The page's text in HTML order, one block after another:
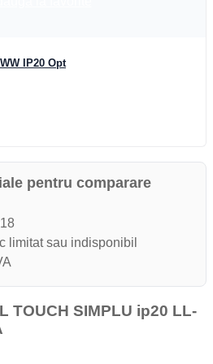
IP20 Opt
pentru comparare
limitat sau indisponibil
TOUCH SIMPLU ip20 LL-